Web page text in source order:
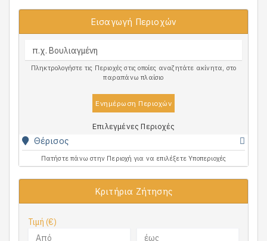
Εισαγωγή Περιοχών
Πληκτρολογήστε τις Περιοχές στις οποίες αναζητάτε ακίνητα, στο
παραπάνω πλαίσιο
Ενημέρωση Περιοχών
Επιλεγμένες Περιοχές
Θέρισος
Πατήστε πάνω στην Περιοχή για να επιλέξετε Υποπεριοχές
Κριτήρια Ζήτησης
Τιμή (€)